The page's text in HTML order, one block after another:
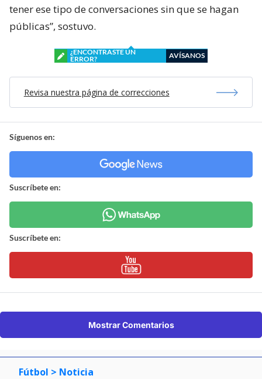
tener ese tipo de conversaciones sin que se hagan
públicas”, sostuvo.
¿ENCONTRASTE UN
ERROR?
AVÍSANOS
Revisa nuestra página de correcciones
Síguenos en:
Suscríbete en:
Suscríbete en:
Mostrar Comentarios
Fútbol > Noticia